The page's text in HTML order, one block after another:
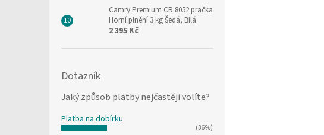
Camry Premium CR 8052 pračka
Horní plnění 3 kg Šedá, Bílá
2 395 Kč
Dotazník
Jaký způsob platby nejčastěji volíte?
Platba na dobírku
(36%)